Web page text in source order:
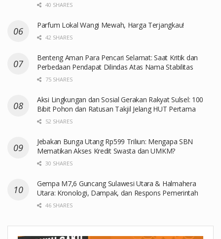
40 SHARES
Parfum Lokal Wangi Mewah, Harga Terjangkau!
42 SHARES
Benteng Aman Para Pencari Selamat: Saat Kritik dan
Perbedaan Pendapat Dilindas Atas Nama Stabilitas
75 SHARES
Aksi Lingkungan dan Sosial Gerakan Rakyat Sulsel: 100
Bibit Pohon dan Ratusan Takjil Jelang HUT Pertama
52 SHARES
Jebakan Bunga Utang Rp599 Triliun: Mengapa SBN
Mematikan Akses Kredit Swasta dan UMKM?
30 SHARES
Gempa M7,6 Guncang Sulawesi Utara & Halmahera
Utara: Kronologi, Dampak, dan Respons Pemerintah
46 SHARES